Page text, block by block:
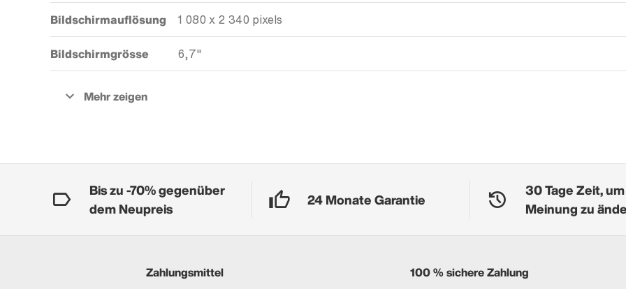
Bildschirmauflösung 1 080 x 2 340 pixels
Bildschirmgrösse 6,7"
Bis zu -70% gegenüber
dem Neupreis
24 Monate Garantie
30 Tage Zeit,
Meinung zu
Zahlungsmittel 100 % sichere Zahlung